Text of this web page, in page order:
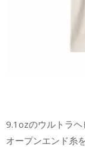
9.1ozのウルトラヘ
オープンエンド糸